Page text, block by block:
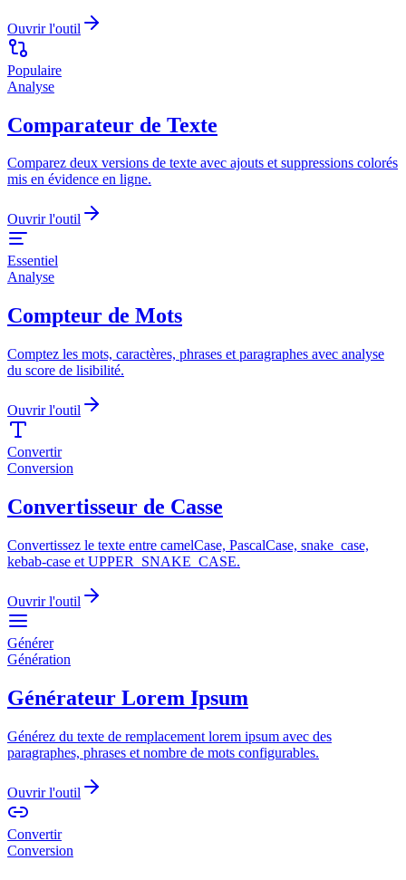
Ouvrir l'outil
Populaire
Analyse
Comparateur de Texte
Comparez deux versions de texte avec ajouts et suppressions colorés
mis en évidence en ligne.
Ouvrir l'outil
Essentiel
Analyse
Compteur de Mots
Comptez les mots, caractères, phrases et paragraphes avec analyse
du score de lisibilité.
Ouvrir l'outil
Convertir
Conversion
Convertisseur de Casse
Convertissez le texte entre camelCase, PascalCase, snake_case,
kebab-case et UPPER_SNAKE_CASE.
Ouvrir l'outil
Générer
Génération
Générateur Lorem Ipsum
Générez du texte de remplacement lorem ipsum avec des
paragraphes, phrases et nombre de mots configurables.
Ouvrir l'outil
Convertir
Conversion